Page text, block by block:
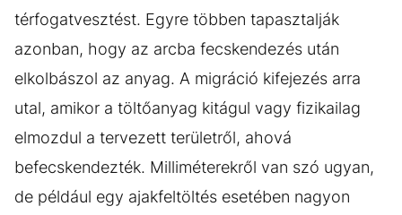
térfogatvesztést. Egyre többen tapasztalják
azonban, hogy az arcba fecskendezés után
elkolbászol az anyag. A migráció kifejezés arra
utal, amikor a töltőanyag kitágul vagy fizikailag
elmozdul a tervezett területről, ahová
befecskendezték. Milliméterekről van szó ugyan,
de például egy ajakfeltöltés esetében nagyon